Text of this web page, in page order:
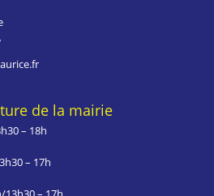
de la mairie
– 18h
– 17h